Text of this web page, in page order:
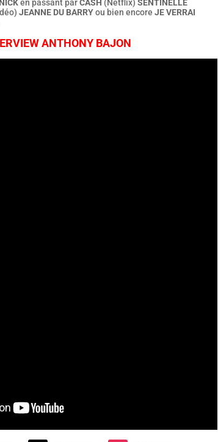
en passant parCASH (Netflix) SENTINELLE
JEANNE DU BARRYou bien encore JE VERRAI
ANTHONY BAJON